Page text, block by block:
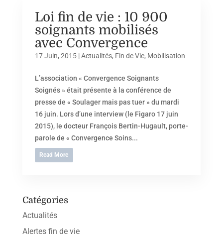
Loi fin de vie : 10 900
soignants mobilisés
avec Convergence
17 Juin, 2015|Actualités, Fin de Vie, Mobilisation
L’association « Convergence Soignants
Soignés » était présente à la conférence de
presse de « Soulager mais pas tuer » du mardi
16 juin. Lors d’une interview (le Figaro 17 juin
2015), le docteur François Bertin-Hugault, porte-
parole de « Convergence Soins...
Read More
Catégories
Actualités
Alertes fin de vie